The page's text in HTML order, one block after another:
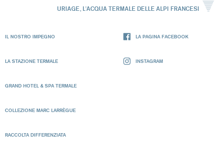
URIAGE, L'ACQUA TERMALE DELLE ALPI FRANCESI
IL NOSTRO IMPEGNO
LA STAZIONE TERMALE
GRAND HOTEL & SPA TERMALE
COLLEZIONE MARC LARRÈGUE
RACCOLTA DIFFERENZIATA
LA PAGINA FACEBOOK
INSTAGRAM